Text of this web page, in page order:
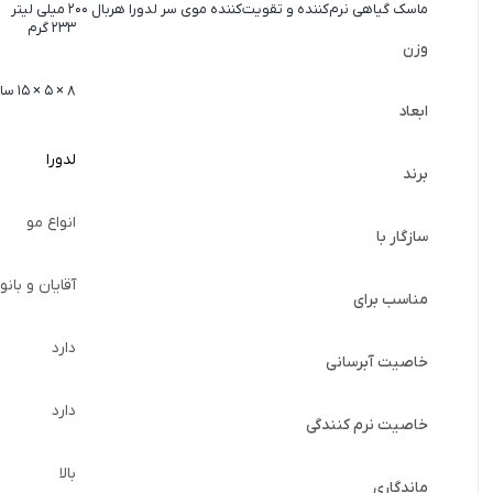
ماسک گیاهی نرم‌کننده و تقویت‌کننده موی سر لدورا هربال 200 میلی لیتر
وزن
233 گرم
ابعاد
8 × 5 × 15 سانتیمتر
برند
لدورا
سازگار با
انواع مو
مناسب برای
آقایان و
خاصیت آبرسانی
دارد
خاصیت نرم کنندگی
دارد
ماندگاری
بالا